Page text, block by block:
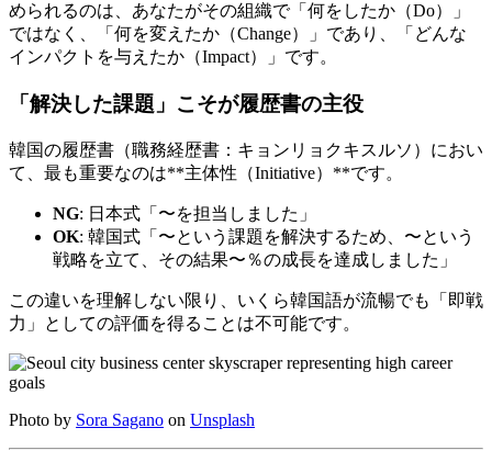
められるのは、あなたがその組織で「何をしたか（Do）」
ではなく、「何を変えたか（Change）」であり、「どんな
インパクトを与えたか（Impact）」です。
「解決した課題」こそが履歴書の主役
韓国の履歴書（職務経歴書：キョンリョクキスルソ）におい
て、最も重要なのは**主体性（Initiative）**です。
NG: 日本式「〜を担当しました」
OK: 韓国式「〜という課題を解決するため、〜という
戦略を立て、その結果〜％の成長を達成しました」
この違いを理解しない限り、いくら韓国語が流暢でも「即戦
力」としての評価を得ることは不可能です。
Photo by Sora Sagano on Unsplash